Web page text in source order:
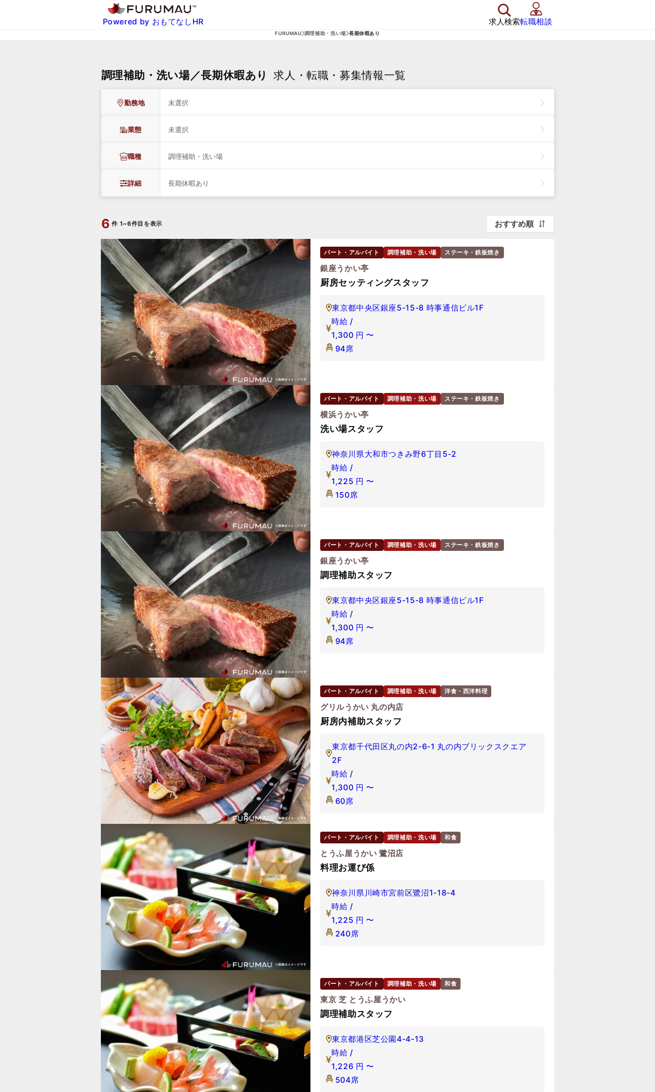
Powered by おもてなしHR 求人検索転職相談
FURUMAU 調理補助・洗い場 長期休暇あり
調理補助・洗い場／長期休暇あり 求人・転職・募集情報一覧
勤務地 未選択
業態 未選択
職種 調理補助・洗い場
詳細 長期休暇あり
6 件 1~6件目を表示 おすすめ順
パート・アルバイト 調理補助・洗い場 ステーキ・鉄板焼き
銀座うかい亭
厨房セッティングスタッフ
東京都中央区銀座5-15-8 時事通信ビル1F
時給 /
1,300 円 〜
94席
パート・アルバイト 調理補助・洗い場 ステーキ・鉄板焼き
横浜うかい亭
洗い場スタッフ
神奈川県大和市つきみ野6丁目5-2
時給 /
1,225 円 〜
150席
パート・アルバイト 調理補助・洗い場 ステーキ・鉄板焼き
銀座うかい亭
調理補助スタッフ
東京都中央区銀座5-15-8 時事通信ビル1F
時給 /
1,300 円 〜
94席
パート・アルバイト 調理補助・洗い場 洋食・西洋料理
グリルうかい 丸の内店
厨房内補助スタッフ
東京都千代田区丸の内2-6-1 丸の内ブリックスクエア
2F
時給 /
1,300 円 〜
60席
パート・アルバイト 調理補助・洗い場 和食
とうふ屋うかい 鷺沼店
料理お運び係
神奈川県川崎市宮前区鷺沼1-18-4
時給 /
1,225 円 〜
240席
パート・アルバイト 調理補助・洗い場 和食
東京 芝 とうふ屋うかい
調理補助スタッフ
東京都港区芝公園4-4-13
時給 /
1,226 円 〜
504席